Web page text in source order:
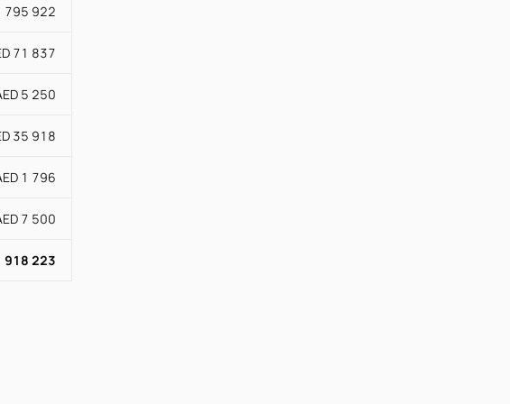
795 922
71 837
5 250
35 918
1 796
7 500
918 223